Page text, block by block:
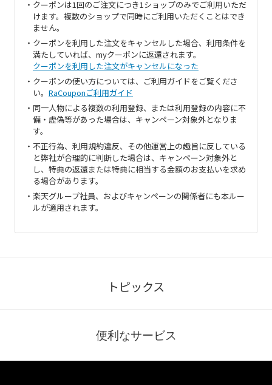
クーポンは1回のご注文につき1ショップのみでご利用いただ
けます。複数のショップで同時にご利用いただくことはでき
ません。
クーポンを利用した注文をキャンセルした場合、利用条件を
満たしていれば、myクーポンに返還されます。
クーポンを利用した注文がキャンセルになった
クーポンの使い方については、ご利用ガイドをご覧くださ
い。 RaCouponご利用ガイド
同一人物による複数の利用登録、または利用登録の内容に不
備・虚偽等があった場合は、キャンペーン対象外となりま
す。
不正行為、利用規約違反、その他運営上の趣旨に反している
と弊社が合理的に判断した場合は、キャンペーン対象外と
し、特典の返還または特典に相当する金額のお支払いを求め
る場合があります。
楽天グループ社員、およびキャンペーンの関係者にも本ルー
ルが適用されます。
トピックス
便利なサービス